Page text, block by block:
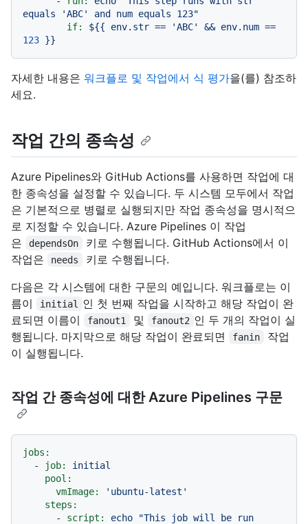
equals 'ABC' and num equals 123"
if:
${{ env.str == 'ABC' && env.num ==
123 }}
자세한 내용은 워크플로 및 작업에서 식 평가을(를) 참조하
세요.
작업 간의 종속성
Azure Pipelines와 GitHub Actions를 사용하면 작업에 대
한 종속성을 설정할 수 있습니다. 두 시스템 모두에서 작업
은 기본적으로 병렬로 실행되지만 작업 종속성을 명시적으
로 지정할 수 있습니다. Azure Pipelines 이 작업
은
dependsOn
키로 수행됩니다. GitHub Actions에서 이
작업은
needs
키로 수행됩니다.
다음은 각 시스템에 대한 구문의 예입니다. 워크플로는 이
름이
initial
인 첫 번째 작업을 시작하고 해당 작업이 완
료되면 이름이
fanout1 및 fanout2 인 두 개의 작업이 실
행됩니다. 마지막으로 해당 작업이 완료되면
fanin
작업
이 실행됩니다.
작업 간 종속성에 대한 Azure Pipelines 구문
jobs:
-
job:
initial
pool:
vmImage:
'ubuntu-latest'
steps:
-
script: echo
"This job will be run